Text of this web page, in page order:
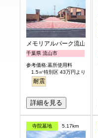
メモリアルパーク流山聖地
千葉県 流山市
参考価格:墓所使用料
1.5㎡特別区 43万円より
耐震
詳細を見る
寺院墓地 5.17km